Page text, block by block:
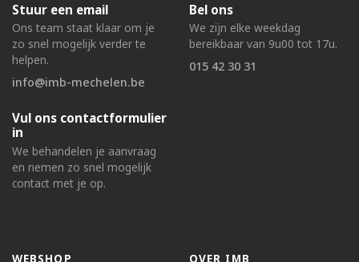
Stuur een email
Ons team staat klaar om je
zo snel mogelijk verder te
helpen.
info@imb-mechelen.be
Bel ons
We zijn elke weekdag
bereikbaar van 9u00 tot 17u.
015 42 30 31
Vul ons contactformulier
in
We behandelen je aanvraag
en nemen zo snel mogelijk
contact met je op.
WEBSHOP OVER IMB